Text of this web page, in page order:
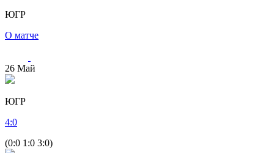
ЮГР
О матче
26 Май
ЮГР
4:0
(0:0 1:0 3:0)